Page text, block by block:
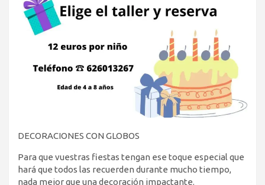
DECORACIONES CON GLOBOS
Para que vuestras fiestas tengan ese toque especial que
hará que todos las recuerden durante mucho tiempo,
nada mejor que una decoración impactante.